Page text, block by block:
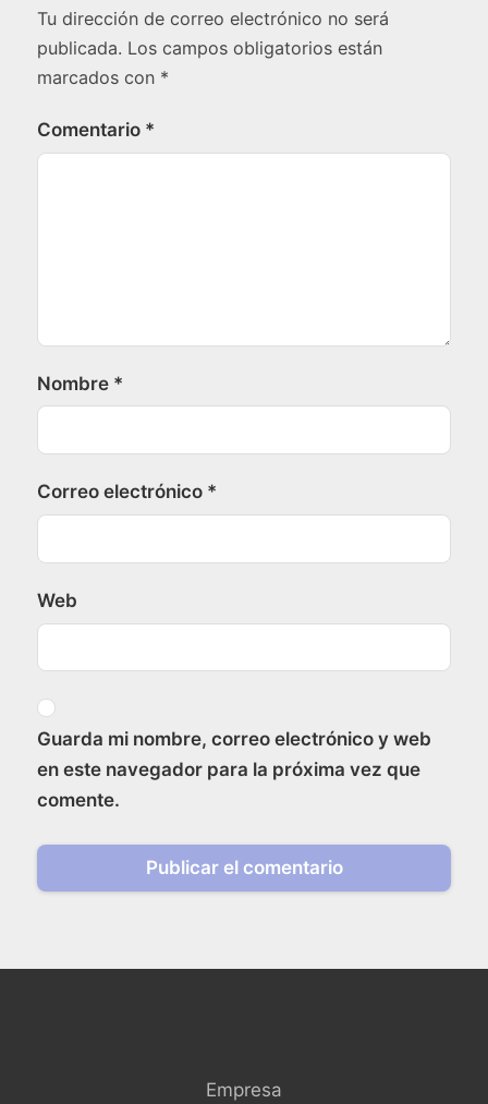
Tu dirección de correo electrónico no será
publicada. Los campos obligatorios están
marcados con *
Comentario *
Nombre *
Correo electrónico *
Web
Guarda mi nombre, correo electrónico y web
en este navegador para la próxima vez que
comente.
Empresa